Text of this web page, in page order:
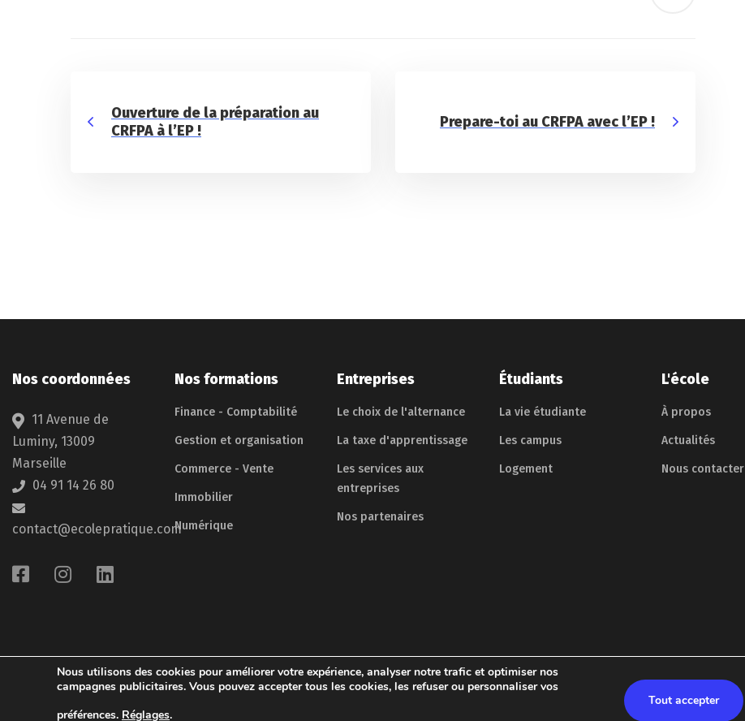
Ouverture de la préparation au
CRFPA à l’EP !
Prepare-toi au CRFPA avec l’EP !
Nos coordonnées
11 Avenue de
Luminy, 13009
Marseille
04 91 14 26 80
contact@ecolepratique.com
Nos formations
Finance - Comptabilité
Gestion et organisation
Commerce - Vente
Immobilier
Numérique
Entreprises
Le choix de l'alternance
La taxe d'apprentissage
Les services aux
entreprises
Nos partenaires
Étudiants
La vie étudiante
Les campus
Logement
L'école
À propos
Actualités
Nous contacter
© 2026 – École Pratique – Tous droits réservés
Nous utilisons des cookies pour améliorer votre expérience, analyser notre trafic et optimiser nos
campagnes publicitaires. Vous pouvez accepter tous les cookies, les refuser ou personnaliser vos
préférences. Réglages.
Tout accepter